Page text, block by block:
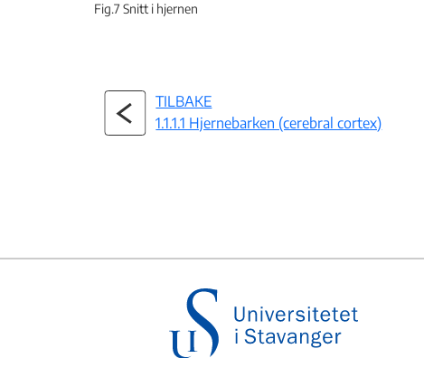
Fig.7 Snitt i hjernen
TILBAKE
1.1.1.1 Hjernebarken (cerebral cortex)